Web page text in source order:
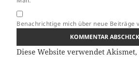
Benachrichtige mich über neue Beiträge
Diese Website verwendet Akismet,